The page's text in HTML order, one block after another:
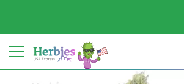
Dein Land: Vereinigte Staaten